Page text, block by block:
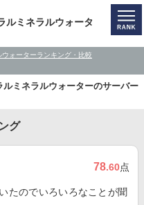
ルミネラルウォータ
ォーターランキング・比較
ルミネラルウォーターのサーバー
グ
78.60点
たのでいろいろなことが聞